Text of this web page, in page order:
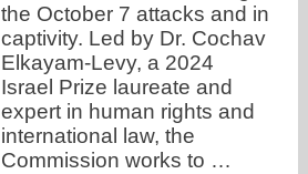
the October 7 attacks and in
captivity. Led by Dr. Cochav
Elkayam-Levy, a 2024
Israel Prize laureate and
expert in human rights and
international law, the
Commission works to …